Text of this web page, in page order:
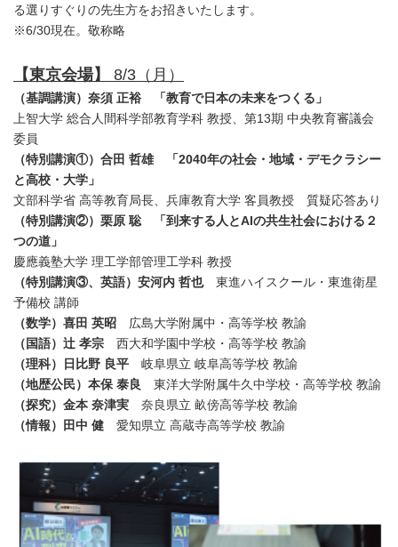
る選りすぐりの先生方をお招きいたします。
※6/30現在。敬称略
【東京会場】 8/3（月）
（基調講演） 奈須 正裕
「教育で日本の未来をつくる」
上智大学 総合人間科学部教育学科 教授、第13期 中央教育審議会
委員
（特別講演①） 合田 哲雄 「2040年の社会・地域・デモクラシー
と高校・大学」
文部科学省 高等教育局長、兵庫教育大学 客員教授 質疑応答あり
（特別講演②） 栗原 聡 「到来する人とAIの共生社会における２
つの道」
慶應義塾大学 理工学部管理工学科 教授
（特別講演③、英語） 安河内 哲也 東進ハイスクール・東進衛星
予備校 講師
（数学） 喜田 英昭 広島大学附属中・高等学校 教諭
（国語） 辻 孝宗 西大和学園中学校・高等学校 教諭
（理科）
日比野 良平 岐阜県立 岐阜高等学校 教諭
（地歴公民） 本保 泰良 東洋大学附属牛久中学校・高等学校 教諭
（探究） 金本 奈津実 奈良県立 畝傍高等学校 教諭
（情報）
田中 健 愛知県立 高蔵寺高等学校 教諭